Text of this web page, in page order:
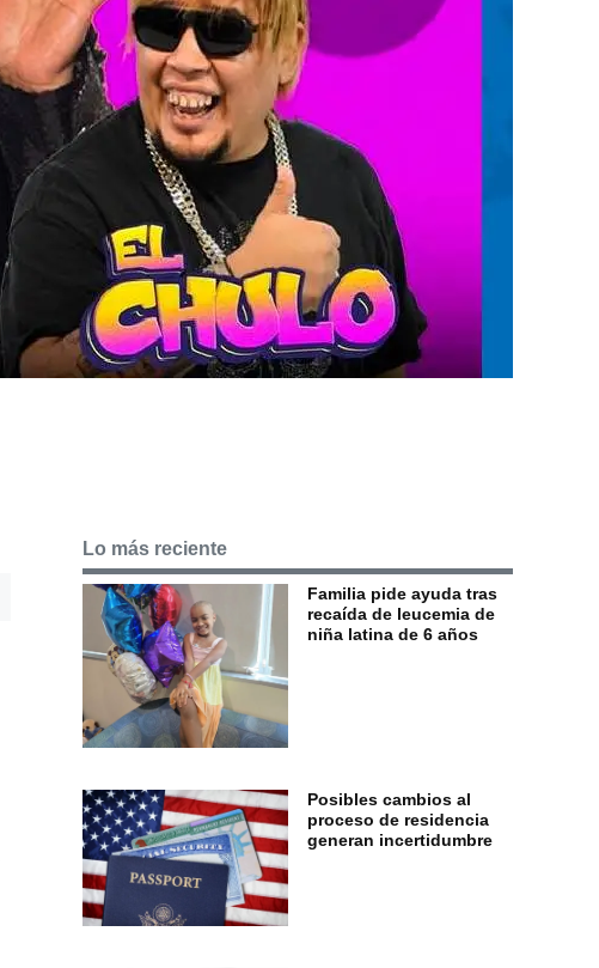
Lo más reciente
Familia pide ayuda tras
recaída de leucemia de
niña latina de 6 años
Posibles cambios al
proceso de residencia
generan incertidumbre